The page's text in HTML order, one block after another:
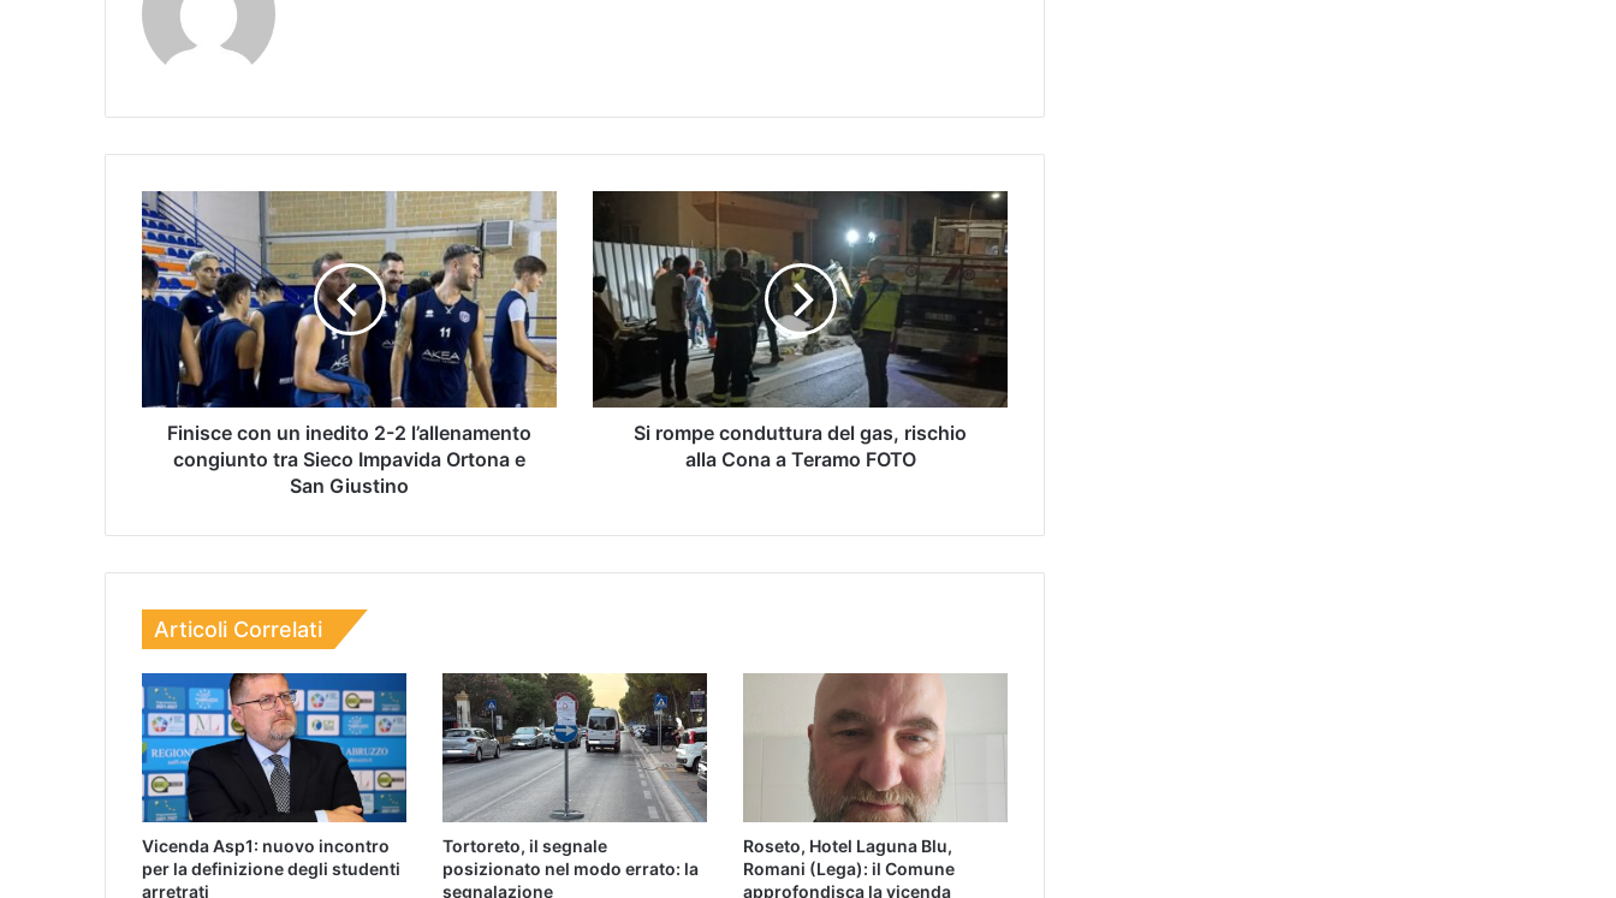
Finisce con un inedito 2-2 l’allenamento
congiunto tra Sieco Impavida Ortona e
San Giustino
Si rompe conduttura del gas, rischio
alla Cona a Teramo FOTO
Articoli Correlati
Vicenda Asp1: nuovo incontro
per la definizione degli studenti
arretrati
Tortoreto, il segnale
posizionato nel modo errato: la
segnalazione
Roseto, Hotel Laguna Blu,
Romani (Lega): il Comune
approfondisca la vicenda